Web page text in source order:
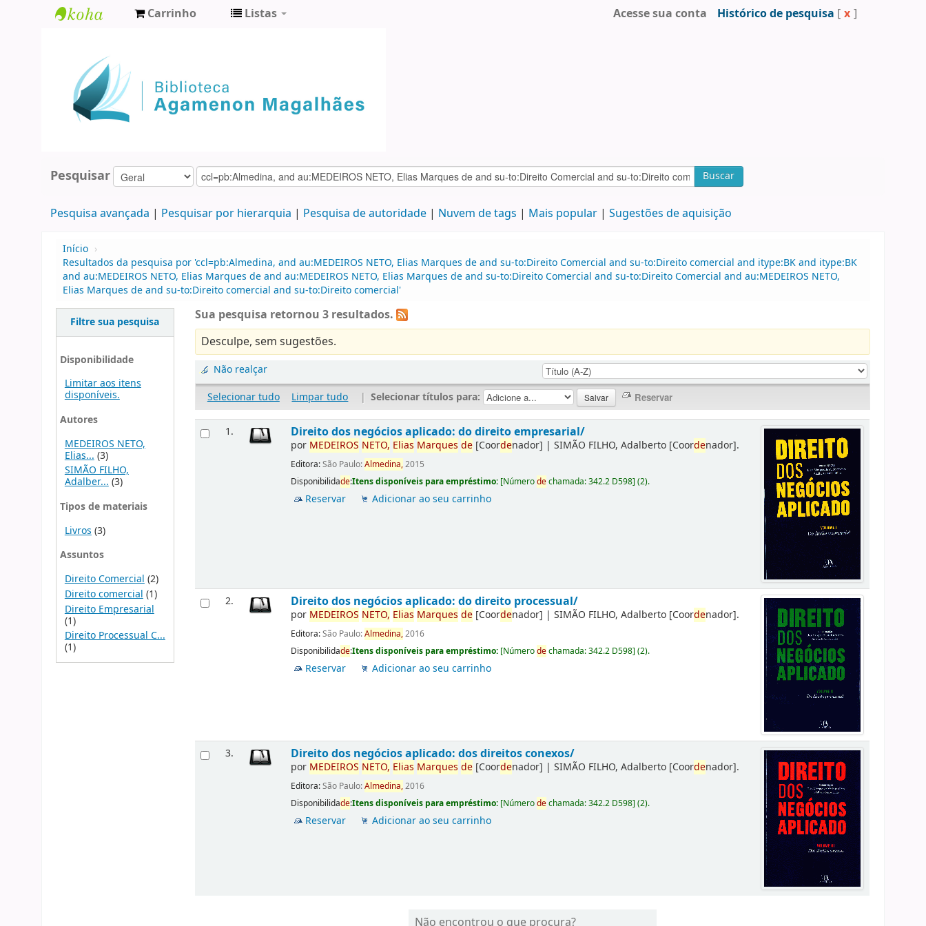
Agamenon
Magalhães
Carrinho Listas Acesse sua conta Histórico de pesquisa [ x ]
Pesquisar Buscar
Pesquisa avançada Pesquisar por hierarquia Pesquisa de autoridade Nuvem de tags Mais popular Sugestões de aquisição
Início ›
Resultados da pesquisa por 'ccl=pb:Almedina, and au:MEDEIROS NETO, Elias Marques de and su-to:Direito Comercial and su-to:Direito comercial and itype:BK and itype:BK
and au:MEDEIROS NETO, Elias Marques de and au:MEDEIROS NETO, Elias Marques de and su-to:Direito Comercial and su-to:Direito Comercial and au:MEDEIROS NETO,
Elias Marques de and su-to:Direito comercial and su-to:Direito comercial'
Filtre sua pesquisa
Disponibilidade
Limitar aos itens
disponíveis.
Autores
MEDEIROS NETO,
Elias... (3)
SIMÃO FILHO,
Adalber...(3)
Tipos de materiais
Livros (3)
Assuntos
Direito Comercial (2)
Direito comercial (1)
Direito Empresarial
(1)
Direito Processual C...
(1)
Sua pesquisa retornou 3 resultados.
Desculpe, sem sugestões.
Não realçar
Selecionar tudo
Limpar tudo | Selecionar títulos para:
1. Direito dos negócios aplicado: do direito empresarial/
por MEDEIROS NETO, Elias Marques de [Coordenador] |SIMÃO FILHO, Adalberto [Coordenador].
Editora:São Paulo:Almedina,2015
Disponibilidade:Itens disponíveis para empréstimo: [Númerodechamada:342.2 D598](2).
Reservar Adicionar ao seu carrinho
2. Direito dos negócios aplicado: do direito processual/
por MEDEIROS NETO, Elias Marques de [Coordenador] |SIMÃO FILHO, Adalberto [Coordenador].
Editora:São Paulo:Almedina,2016
Disponibilidade:Itens disponíveis para empréstimo: [Númerodechamada:342.2 D598](2).
Reservar Adicionar ao seu carrinho
3. Direito dos negócios aplicado: dos direitos conexos/
por MEDEIROS NETO, Elias Marques de [Coordenador] |SIMÃO FILHO, Adalberto [Coordenador].
Editora:São Paulo:Almedina,2016
Disponibilidade:Itens disponíveis para empréstimo: [Númerodechamada:342.2 D598](2).
Reservar Adicionar ao seu carrinho